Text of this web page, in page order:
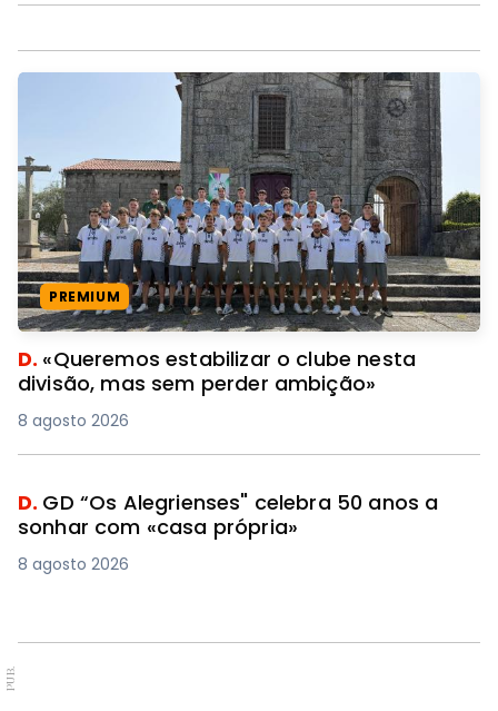
PREMIUM
D. «Queremos estabilizar o clube nesta
divisão, mas sem perder ambição»
8 agosto 2026
D. GD “Os Alegrienses" celebra 50 anos a
sonhar com «casa própria»
8 agosto 2026
PUB.